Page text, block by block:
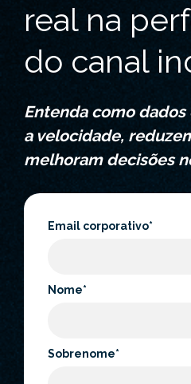
real na
do canal
Entenda como
a velocidade,
melhoram decisões
Email corporativo*
Nome*
Sobrenome*